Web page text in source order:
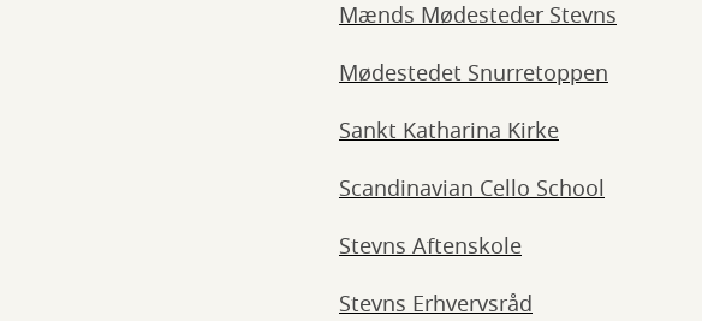
Mænds Mødesteder Stevns
Mødestedet Snurretoppen
Sankt Katharina Kirke
Scandinavian Cello School
Stevns Aftenskole
Stevns Erhvervsråd